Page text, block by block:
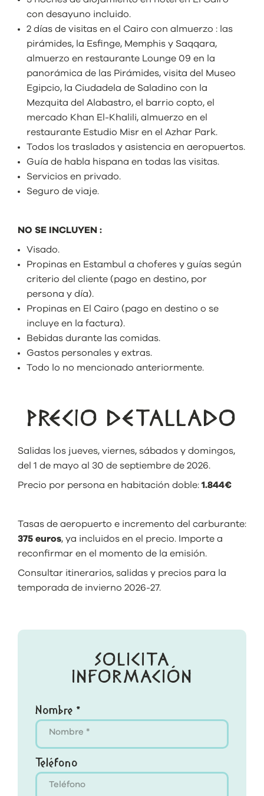
con desayuno incluido.
2 días de visitas en el Cairo con almuerzo : las
pirámides, la Esfinge, Memphis y Saqqara,
almuerzo en restaurante Lounge 09 en la
panorámica de las Pirámides, visita del Museo
Egipcio, la Ciudadela de Saladino con la
Mezquita del Alabastro, el barrio copto, el
mercado Khan El-Khalili, almuerzo en el
restaurante Estudio Misr en el Azhar Park.
Todos los traslados y asistencia en aeropuertos.
Guía de habla hispana en todas las visitas.
Servicios en privado.
Seguro de viaje.
NO SE INCLUYEN :
Visado.
Propinas en Estambul a choferes y guías según
criterio del cliente (pago en destino, por
persona y día).
Propinas en El Cairo (pago en destino o se
incluye en la factura).
Bebidas durante las comidas.
Gastos personales y extras.
Todo lo no mencionado anteriormente.
PRECIO DETALLADO
Salidas los jueves, viernes, sábados y domingos,
del 1 de mayo al 30 de septiembre de 2026.
Precio por persona en habitación doble: 1.844€
Tasas de aeropuerto e incremento del carburante:
375 euros, ya incluidos en el precio. Importe a
reconfirmar en el momento de la emisión.
Consultar itinerarios, salidas y precios para la
temporada de invierno 2026-27.
SOLICITA
INFORMACIÓN
Nombre *
Teléfono